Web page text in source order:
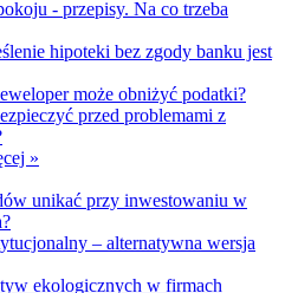
- przepisy. Na co trzeba
hipoteki bez zgody banku jest
może obniżyć podatki?
przed problemami z
»
unikać przy inwestowaniu w
– alternatywna wersja
ekologicznych w firmach